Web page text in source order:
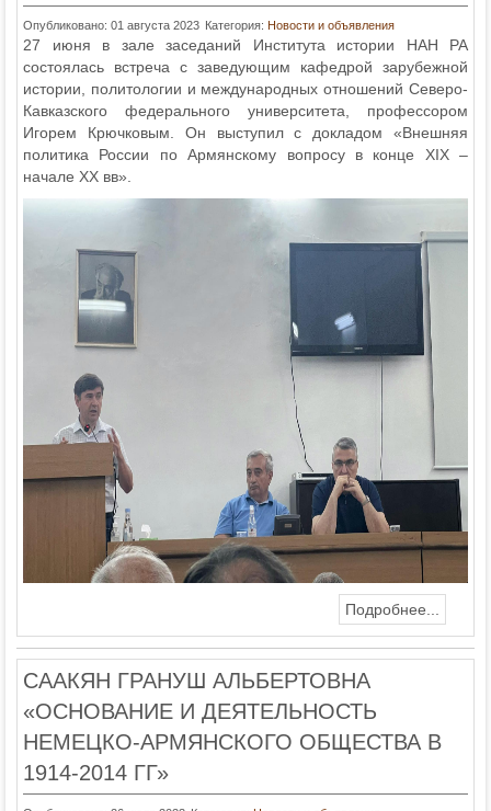
Опубликовано: 01 августа 2023 Категория: Новости и объявления
27 июня в зале заседаний Института истории НАН РА
состоялась встреча с заведующим кафедрой зарубежной
истории, политологии и международных отношений Северо-
Кавказского федерального университета, профессором
Игорем Крючковым. Он выступил с докладом «Внешняя
политика России по Армянскому вопросу в конце XIX –
начале XX вв».
Подробнее...
СААКЯН ГРАНУШ АЛЬБЕРТОВНА
«ОСНОВАНИЕ И ДЕЯТЕЛЬНОСТЬ
НЕМЕЦКО-АРМЯНСКОГО ОБЩЕСТВА В
1914-2014 ГГ»